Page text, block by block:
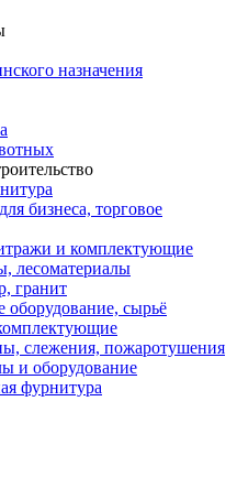
назначения
бизнеса, торговое
и комплектующие
лесоматериалы
гранит
сырьё
слежения, пожаротушения
и оборудование
фурнитура